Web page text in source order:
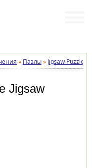
» Пазлы» Jigsaw Puzzle
Jigsaw